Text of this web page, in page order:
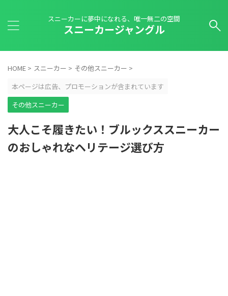
スニーカーに夢中になれる、唯一無二の空間
スニーカージャングル
HOME > スニーカー > その他スニーカー >
本ページは広告、プロモーションが含まれています
その他スニーカー
大人こそ履きたい！ブルックススニーカー
のおしゃれなヘリテージ選び方